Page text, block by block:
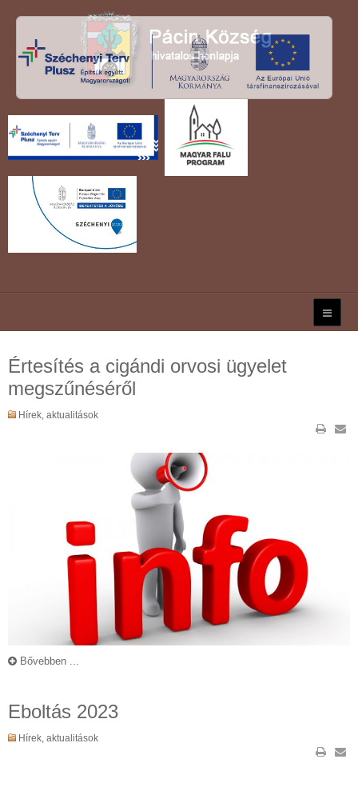
Értesítés a cigándi orvosi ügyelet
megszűnéséről
Hírek, aktualitások
Bővebben ...
Eboltás 2023
Hírek, aktualitások